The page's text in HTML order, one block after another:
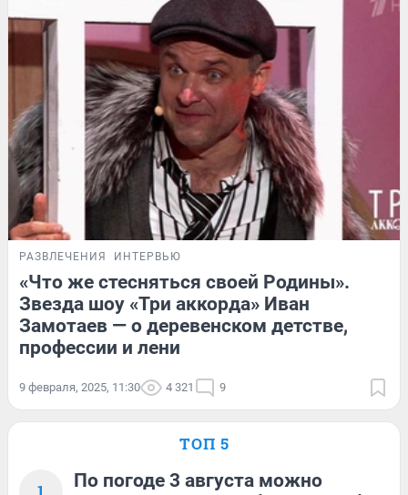
РАЗВЛЕЧЕНИЯ ИНТЕРВЬЮ
«Что же стесняться своей Родины».
Звезда шоу «Три аккорда» Иван
Замотаев — о деревенском детстве,
профессии и лени
9 февраля, 2025, 11:30 4 321 9
ТОП 5
По погоде 3 августа можно